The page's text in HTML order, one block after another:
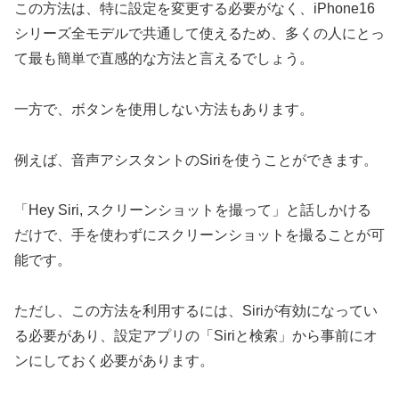
この方法は、特に設定を変更する必要がなく、iPhone16
シリーズ全モデルで共通して使えるため、多くの人にとっ
て最も簡単で直感的な方法と言えるでしょう。
一方で、ボタンを使用しない方法もあります。
例えば、音声アシスタントのSiriを使うことができます。
「Hey Siri, スクリーンショットを撮って」と話しかける
だけで、手を使わずにスクリーンショットを撮ることが可
能です。
ただし、この方法を利用するには、Siriが有効になってい
る必要があり、設定アプリの「Siriと検索」から事前にオ
ンにしておく必要があります。